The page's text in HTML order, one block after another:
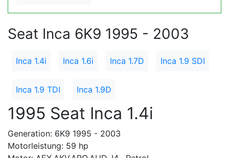
Seat Inca 6K9 1995 - 2003
Inca 1.4i Inca 1.6i Inca 1.7D Inca 1.9 SDI
Inca 1.9 TDI Inca 1.9D
1995 Seat Inca 1.4i
Generation: 6K9 1995 - 2003
Motorleistung: 59 hp